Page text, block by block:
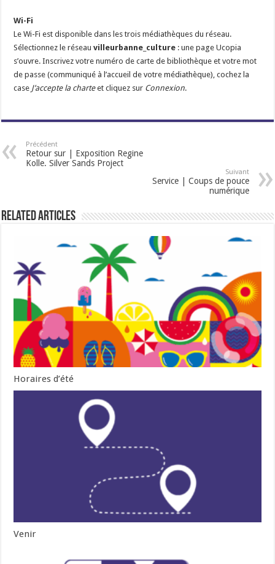
Wi-Fi
Le Wi-Fi est disponible dans les trois médiathèques du réseau.
Sélectionnez le réseauvilleurbanne_culture : une page Ucopia
s’ouvre. Inscrivez votre numéro de carte de bibliothèque et votre mot
de passe (communiqué à l’accueil de votre médiathèque), cochez la
case J’accepte la charteet cliquez sur Connexion.
Précédent
Retour sur | Exposition Regine
Kolle. Silver Sands Project
Suivant
Service | Coups de pouce
numérique
Related Articles
Horaires d’été
Venir